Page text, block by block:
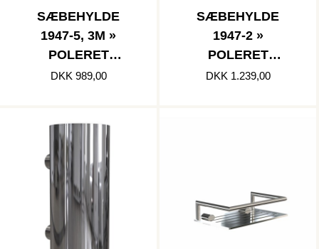
SÆBEHYLDE
1947-5, 3M »
POLERET
RUSTFRI
DKK 989,00
SÆBEHYLDE
1947-2 »
POLERET
RUSTFRI
DKK 1.239,00